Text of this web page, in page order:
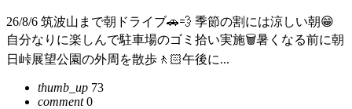
26/8/6 筑波山まで朝ドライブ🚗💨 季節の割には涼しい朝😁
自分なりに楽しんで駐車場のゴミ拾い実施🗑️暑くなる前に朝
日峠展望公園の外周を散歩🚶🏻午後に...
thumb_up 73
comment0